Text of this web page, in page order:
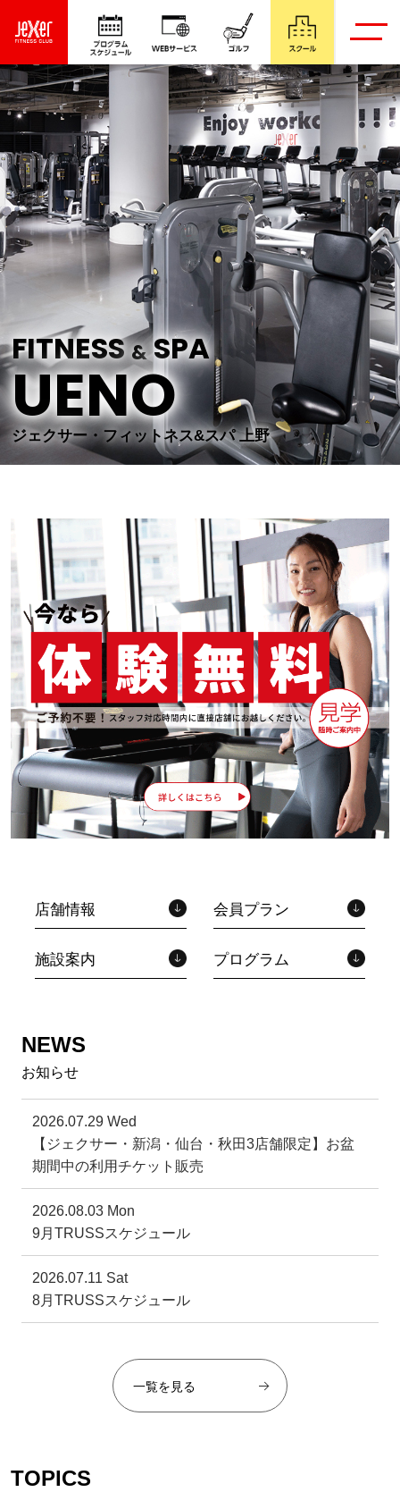
FITNESS & SPA
UENO
ジェクサー・フィットネス&スパ 上野
店舗情報 会員プラン
施設案内 プログラム
NEWS
お知らせ
2026.07.29 Wed
【ジェクサー・新潟・仙台・秋田3店舗限定】お盆
期間中の利用チケット販売
2026.08.03 Mon
9月TRUSSスケジュール
2026.07.11 Sat
8月TRUSSスケジュール
一覧を見る
TOPICS